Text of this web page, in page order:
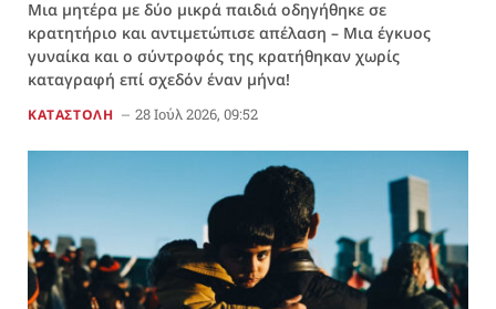
Μια μητέρα με δύο μικρά παιδιά οδηγήθηκε σε
κρατητήριο και αντιμετώπισε απέλαση – Μια έγκυος
γυναίκα και ο σύντροφός της κρατήθηκαν χωρίς
καταγραφή επί σχεδόν έναν μήνα!
ΚΑΤΑΣΤΟΛΗ 28 Ιούλ 2026, 09:52